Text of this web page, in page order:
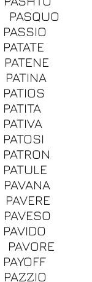
PASQUO
PASSIO
PATATE
PATENE
PATINA
PATIOS
PATITA
PATIVA
PATOSI
PATRON
PATULE
PAVANA
PAVERE
PAVESO
PAVIDO
PAVORE
PAYOFF
PAZZIO